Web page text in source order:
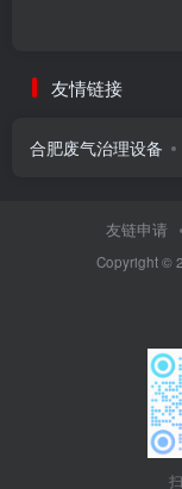
友情链接
合肥废气治理设备
友链申请
Copyright ©